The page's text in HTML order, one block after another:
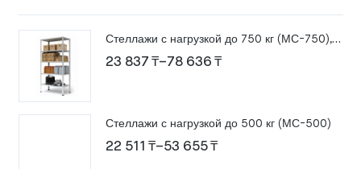
Стеллажи с нагрузкой до 750 кг (МС-750), высота 2000 мм
23 837 ₸–78 636 ₸Диапазон
837 ₸
Стеллажи с нагрузкой до 500 кг (МС-500)
22 511 ₸–53 655₸Диапазон